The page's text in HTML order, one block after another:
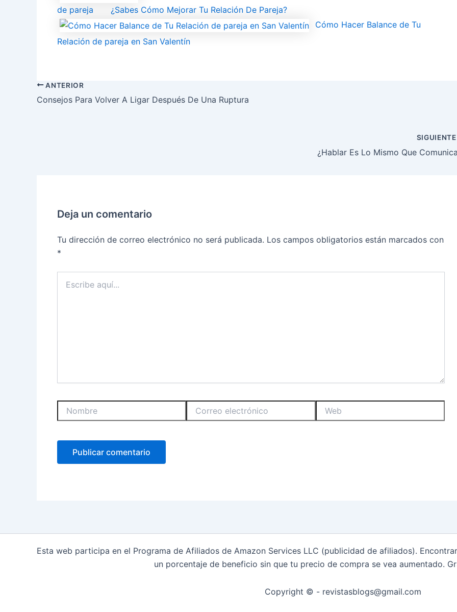
de pareja
¿Sabes Cómo Mejorar Tu Relación De Pareja?
Cómo Hacer Balance de Tu
Relación de pareja en San Valentín
ANTERIOR
Consejos Para Volver A Ligar Después De Una Ruptura
¿Hablar Es Lo Mismo Que
Deja un comentario
Tu dirección de correo electrónico no será publicada. Los campos obligatorios están marcados con
*
aquí...
electrónico
Esta web participa en el Programa de Afiliados de Amazon Services LLC (publicidad de afiliados).
un porcentaje de beneficio sin que tu precio de compra se vea aumentado.
Copyright © - revistasblogs@gmail.com